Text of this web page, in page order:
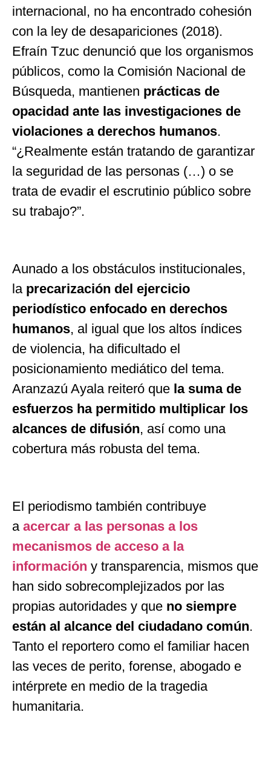
internacional, no ha encontrado cohesión
con la ley de desapariciones (2018).
Efraín Tzuc denunció que los organismos
públicos, como la Comisión Nacional de
Búsqueda, mantienen prácticas de
opacidad ante las investigaciones de
violaciones a derechos humanos.
“¿Realmente están tratando de garantizar
la seguridad de las personas (…) o se
trata de evadir el escrutinio público sobre
su trabajo?”.
Aunado a los obstáculos institucionales,
la precarización del ejercicio
periodístico enfocado en derechos
humanos, al igual que los altos índices
de violencia, ha dificultado el
posicionamiento mediático del tema.
Aranzazú Ayala reiteró que la suma de
esfuerzos ha permitido multiplicar los
alcances de difusión, así como una
cobertura más robusta del tema.
El periodismo también contribuye
a acercar a las personas a los
mecanismos de acceso a la
información y transparencia, mismos que
han sido sobrecomplejizados por las
propias autoridades y que no siempre
están al alcance del ciudadano común.
Tanto el reportero como el familiar hacen
las veces de perito, forense, abogado e
intérprete en medio de la tragedia
humanitaria.